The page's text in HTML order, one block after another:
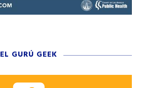
EL GURÚ GEEK